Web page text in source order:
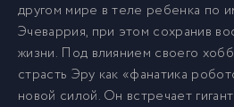
7 07. Глава 6
8 08. Глава 7
другом мире в теле ребенка по
Эчеваррия, при этом сохранив
жизни. Под влиянием своего
страсть Эру как «фанатика
новой силой. Он встречает